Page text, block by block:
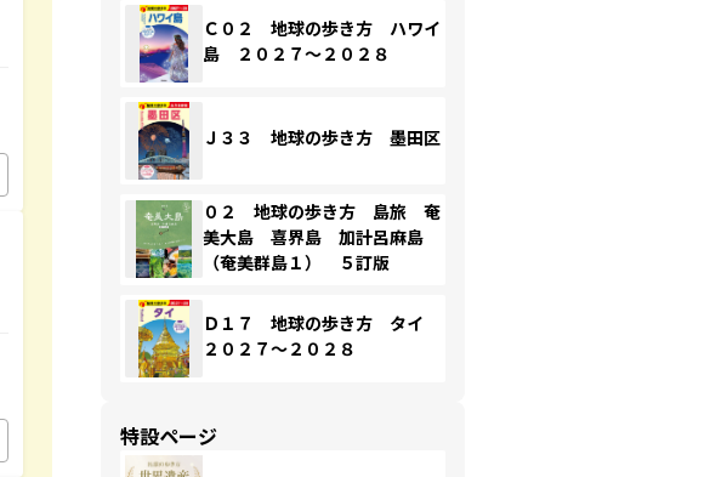
Ｃ０２ 地球の歩き方 ハワイ
島 ２０２７～２０２８
Ｊ３３ 地球の歩き方 墨田区
０２ 地球の歩き方 島旅 奄
美大島 喜界島 加計呂麻島
（奄美群島１） ５訂版
Ｄ１７ 地球の歩き方 タイ
２０２７～２０２８
特設ページ